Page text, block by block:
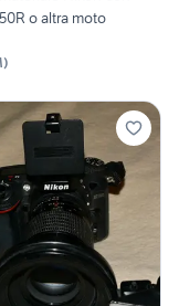
o altra moto
)